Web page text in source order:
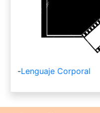
-Lenguaje Corporal